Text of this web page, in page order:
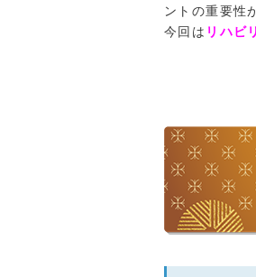
ントの重要性
今回は リハビ